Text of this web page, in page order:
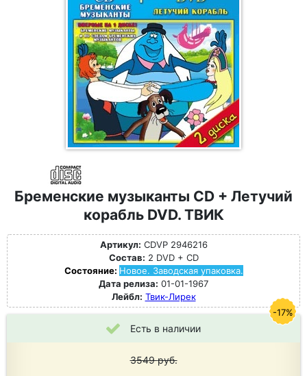
Бременские музыканты CD + Летучий
корабль DVD. ТВИК
Артикул: CDVP 2946216
Состав: 2 DVD + CD
Состояние: Новое. Заводская упаковка.
Дата релиза: 01-01-1967
Лейбл: Твик-Лирек
Есть в наличии
3549руб.
-17%